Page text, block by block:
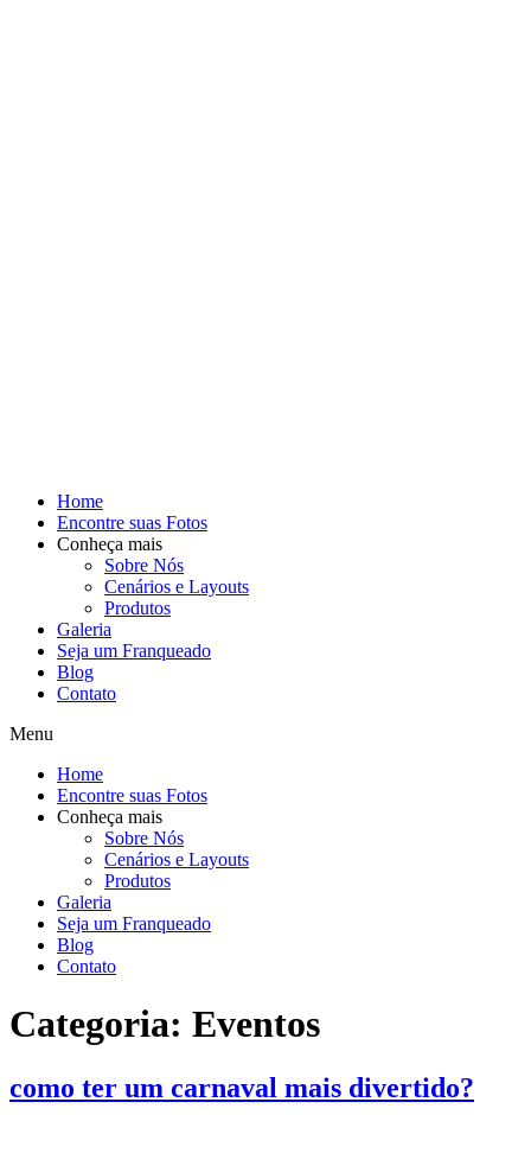
Home
Encontre suas Fotos
Conheça mais
Sobre Nós
Cenários e Layouts
Produtos
Galeria
Seja um Franqueado
Blog
Contato
Menu
Home
Encontre suas Fotos
Conheça mais
Sobre Nós
Cenários e Layouts
Produtos
Galeria
Seja um Franqueado
Blog
Contato
Categoria: Eventos
como ter um carnaval mais divertido?